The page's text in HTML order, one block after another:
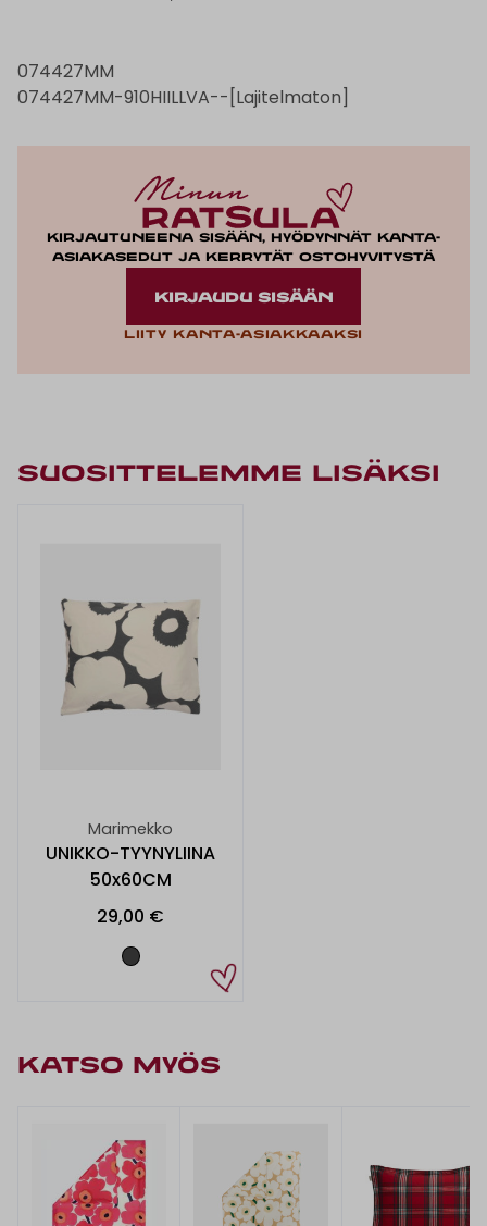
074427MM
074427MM-910HIILLVA--[Lajitelmaton]
Kirjautuneena sisään, hyödynnät kanta-
asiakasedut ja kerrytät ostohyvitystä
KIRJAUDU SISÄÄN
Liity kanta-asiakkaaksi
Suosittelemme lisäksi
Marimekko
UNIKKO-TYYNYLIINA
50x60CM
29,00 €
KATSO MYÖS